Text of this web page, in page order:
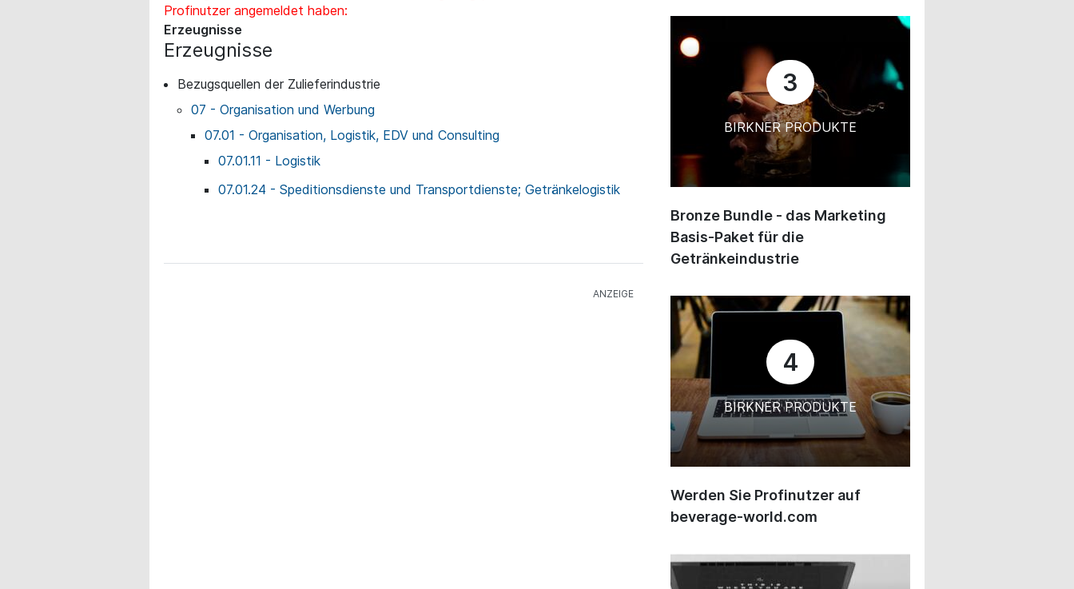
Profinutzer angemeldet haben:
Erzeugnisse
Erzeugnisse
Bezugsquellen der Zulieferindustrie
07 - Organisation und Werbung
07.01 - Organisation, Logistik, EDV und Consulting
07.01.11 - Logistik
07.01.24 - Speditionsdienste und Transportdienste; Getränkelogistik
3
BIRKNER PRODUKTE
Bronze Bundle - das Marketing
Basis-Paket für die
Getränkeindustrie
4
BIRKNER PRODUKTE
Werden Sie Profinutzer auf
beverage-world.com